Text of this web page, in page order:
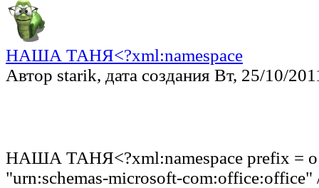
НАША ТАНЯ<?xml:namespace
Автор starik, дата создания Вт, 25/10/
НАША ТАНЯ<?xml:namespace prefix = o
"urn:schemas-microsoft-com:office:office"